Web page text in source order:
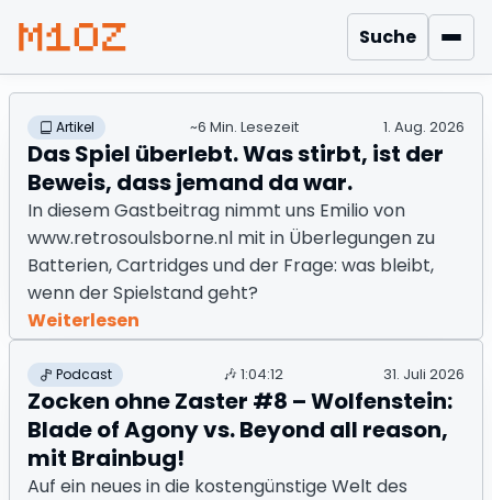
Suche
Mindestens 10 Zeichen
Artikel ~6 Min. Lesezeit 1. Aug. 2026
Das Spiel überlebt. Was stirbt, ist der
Beweis, dass jemand da war.
In diesem Gastbeitrag nimmt uns Emilio von
www.retrosoulsborne.nl mit in Überlegungen zu
Batterien, Cartridges und der Frage: was bleibt,
wenn der Spielstand geht?
Weiterlesen
Podcast 🎶1:04:12 31. Juli 2026
Zocken ohne Zaster #8 – Wolfenstein:
Blade of Agony vs. Beyond all reason,
mit Brainbug!
Auf ein neues in die kostengünstige Welt des